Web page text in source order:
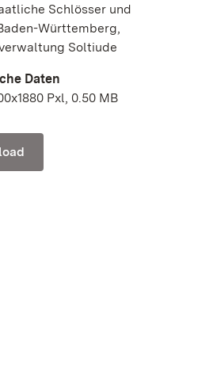
Schlösser und
Württemberg,
Soltiude
Daten
Pxl, 0.50 MB